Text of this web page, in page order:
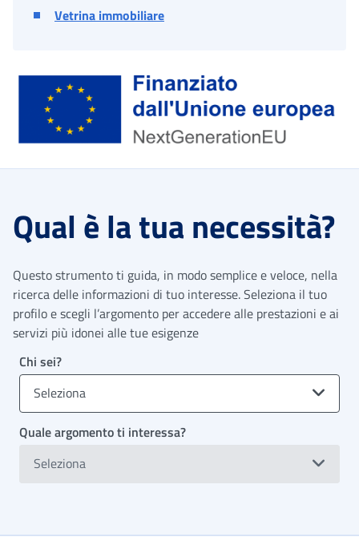
Vetrina immobiliare
Qual è la tua necessità?
Questo strumento ti guida, in modo semplice e veloce, nella
ricerca delle informazioni di tuo interesse. Seleziona il tuo
profilo e scegli l’argomento per accedere alle prestazioni e ai
servizi più idonei alle tue esigenze
Chi sei?
Seleziona
Quale argomento ti interessa?
Seleziona